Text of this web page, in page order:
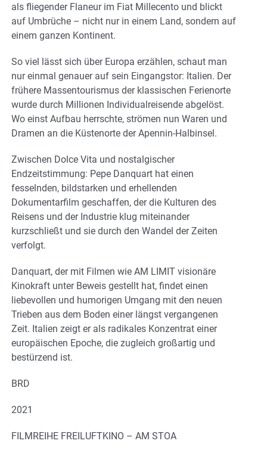
als fliegender Flaneur im Fiat Millecento und blickt
auf Umbrüche – nicht nur in einem Land, sondern auf
einem ganzen Kontinent.
So viel lässt sich über Europa erzählen, schaut man
nur einmal genauer auf sein Eingangstor: Italien. Der
frühere Massentourismus der klassischen Ferienorte
wurde durch Millionen Individualreisende abgelöst.
Wo einst Aufbau herrschte, strömen nun Waren und
Dramen an die Küstenorte der Apennin-Halbinsel.
Zwischen Dolce Vita und nostalgischer
Endzeitstimmung: Pepe Danquart hat einen
fesselnden, bildstarken und erhellenden
Dokumentarfilm geschaffen, der die Kulturen des
Reisens und der Industrie klug miteinander
kurzschließt und sie durch den Wandel der Zeiten
verfolgt.
Danquart, der mit Filmen wie AM LIMIT visionäre
Kinokraft unter Beweis gestellt hat, findet einen
liebevollen und humorigen Umgang mit den neuen
Trieben aus dem Boden einer längst vergangenen
Zeit. Italien zeigt er als radikales Konzentrat einer
europäischen Epoche, die zugleich großartig und
bestürzend ist.
BRD
2021
FILMREIHE FREILUFTKINO – AM STOA